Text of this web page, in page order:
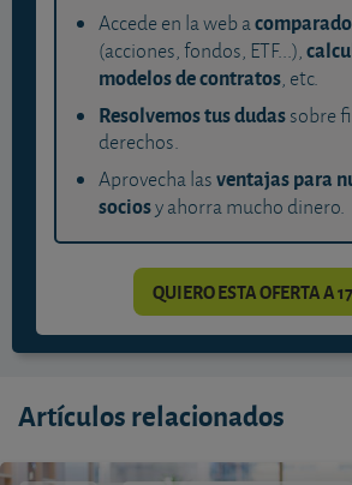
Accede en la web a
(acciones, fondos, ETF...),
modelos de contratos, etc.
Resolvemos tus dudassobre
derechos.
Aprovecha lasventajas para
sociosy ahorra mucho dinero.
QUIERO ESTA OFERTA A
Artículos relacionados